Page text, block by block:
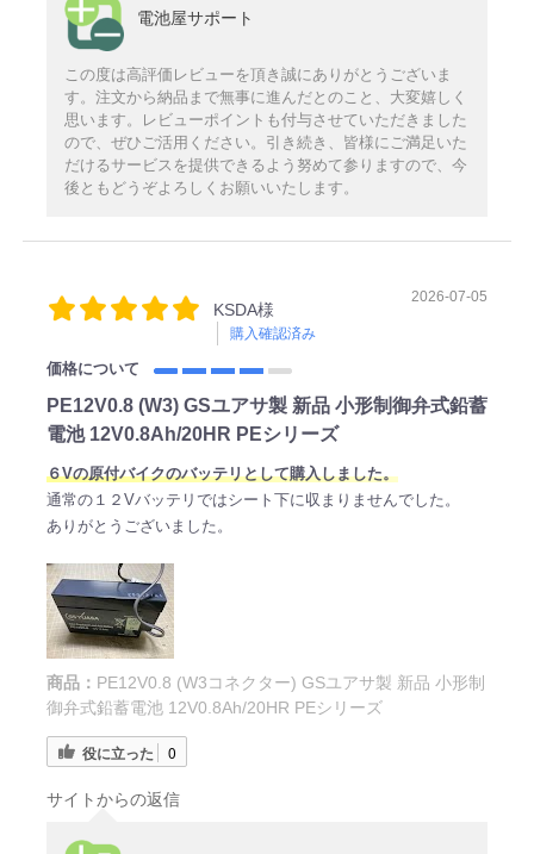
電池屋サポート
この度は高評価レビューを頂き誠にありがとうございま
す。注文から納品まで無事に進んだとのこと、大変嬉しく
思います。レビューポイントも付与させていただきました
ので、ぜひご活用ください。引き続き、皆様にご満足いた
だけるサービスを提供できるよう努めて参りますので、今
後ともどうぞよろしくお願いいたします。
KSDA様
購入確認済み
2026-07-05
価格について
PE12V0.8 (W3) GSユアサ製 新品 小形制御弁式鉛蓄
電池 12V0.8Ah/20HR PEシリーズ
６Vの原付バイクのバッテリとして購入しました。
通常の１２Vバッテリではシート下に収まりませんでした。
ありがとうございました。
商品： PE12V0.8 (W3コネクター) GSユアサ製 新品 小形制
御弁式鉛蓄電池 12V0.8Ah/20HR PEシリーズ
役に立った 0
サイトからの返信